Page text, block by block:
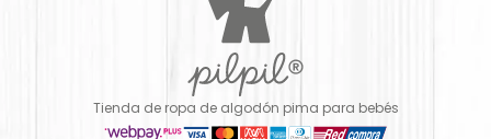
Tienda de ropa de algodón pima para bebés